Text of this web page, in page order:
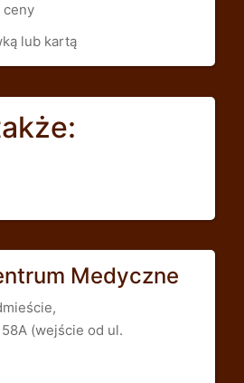
ceny
lub kartą
Medyczne
(wejście od ul.